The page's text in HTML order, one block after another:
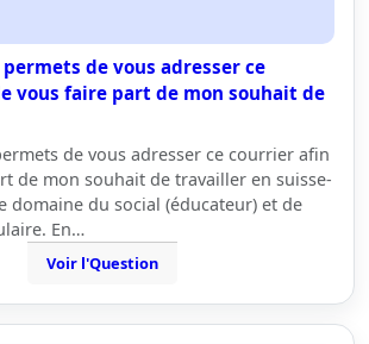
de vous adresser ce
vous faire part de mon souhait de
de vous adresser ce courrier afin
de mon souhait de travailler en suisse-
domaine du social (éducateur) et de
En…
Voir l'Question